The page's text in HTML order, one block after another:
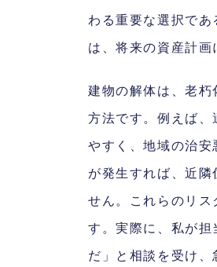
わる重要な選択で
は、将来の資産計画
建物の解体は、老
方法です。例えば、
やすく、地域の治
が発生すれば、近
せん。これらのリス
す。実際に、私が
だ」と相談を受け